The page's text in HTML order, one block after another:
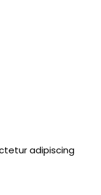
adipiscing